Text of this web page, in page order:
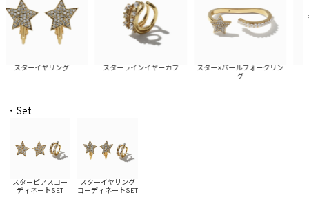
スターイヤリング スターラインイヤーカフ
スター×パールフォークリン
・Set
スターピアスコー
ディネートSET
スターイヤリング
コーディネートSET